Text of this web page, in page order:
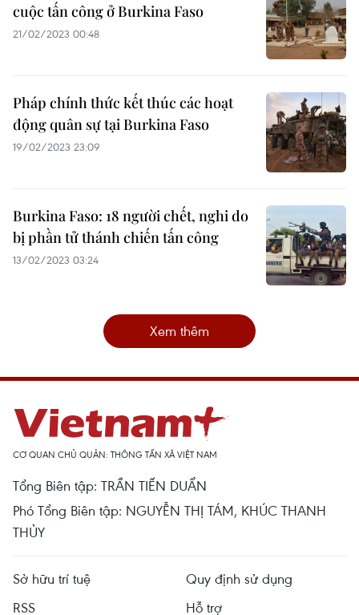
cuộc tấn công ở Burkina Faso
21/02/2023 00:48
Pháp chính thức kết thúc các hoạt
động quân sự tại Burkina Faso
19/02/2023 23:09
Burkina Faso: 18 người chết, nghi do
bị phần tử thánh chiến tấn công
13/02/2023 03:24
Xem thêm
CƠ QUAN CHỦ QUẢN: THÔNG TẤN XÃ VIỆT NAM
Tổng Biên tập: TRẦN TIẾN DUẨN
Phó Tổng Biên tập: NGUYỄN THỊ TÁM, KHÚC THANH
THỦY
Sở hữu trí tuệ
Quy định sử dụng
RSS
Hỗ trợ